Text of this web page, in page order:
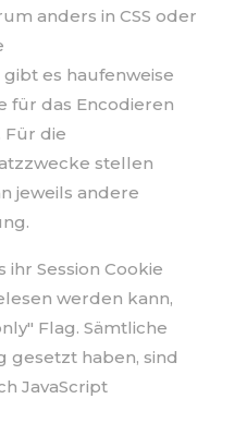
anders in CSS oder
es haufenweise
für das Encodieren
die
stellen
jeweils andere
ihr Session Cookie
werden kann,
Flag. Sämtliche
gesetzt haben, sind
JavaScript